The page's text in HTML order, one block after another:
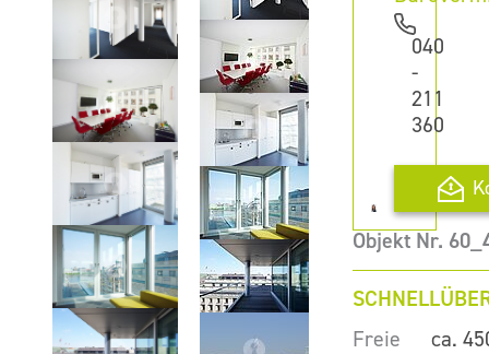
040
-
211
360
Objekt Nr.
Freie
ca.